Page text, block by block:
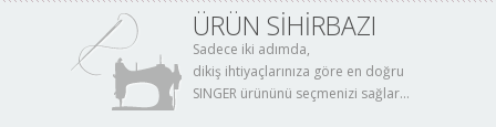
ÜRÜN SİHİRBAZI
Sadece iki adımda,
dikiş ihtiyaçlarınıza göre en doğru
SINGER ürününü seçmenizi sağlar...